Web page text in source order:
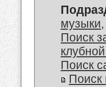
музыки,
Поиск
Поиск